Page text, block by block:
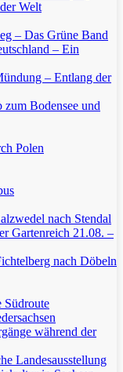
Welt
– Das Grüne Band
– Ein
– Entlang der
Bodensee und
Polen
nach Stendal
Gartenreich 21.08. –
nach Döbeln
Südroute
während der
Landesausstellung